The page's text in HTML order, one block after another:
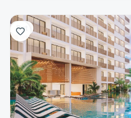
Byt